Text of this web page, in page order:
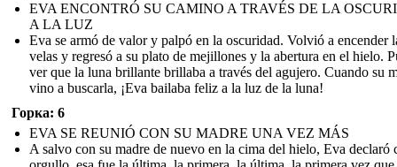
EVA ENCONTRÓ SU CAMINO A TRAVÉS DE LA
A LA LUZ
Eva se armó de valor y palpó en la oscuridad. Volvió a encender
velas y regresó a su plato de mejillones y la abertura en el hielo.
ver que la luna brillante brillaba a través del agujero. Cuando su
vino a buscarla, ¡Eva bailaba feliz a la luz de la luna!
Горка: 6
EVA SE REUNIÓ CON SU MADRE UNA VEZ MÁS
A salvo con su madre de nuevo en la cima del hielo, Eva declaró